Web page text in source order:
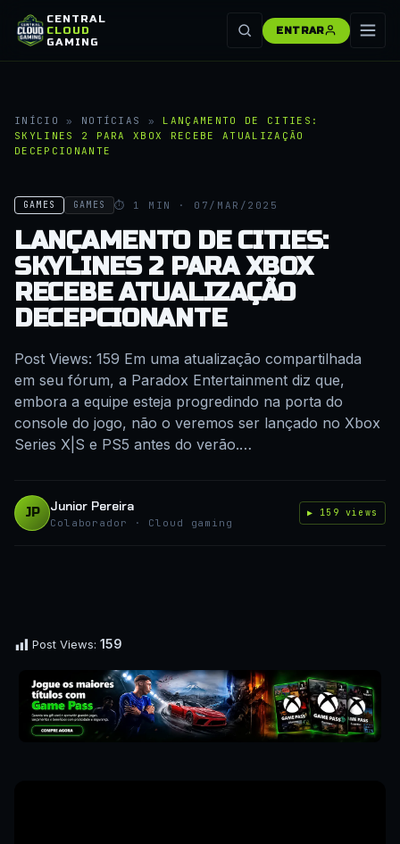
CENTRAL
CLOUD
GAMING
ENTRAR
INÍCIO » NOTÍCIAS » LANÇAMENTO DE CITIES:
SKYLINES 2 PARA XBOX RECEBE ATUALIZAÇÃO
DECEPCIONANTE
GAMES GAMES ⏱ 1 MIN · 07/MAR/2025
LANÇAMENTO DE CITIES:
SKYLINES 2 PARA XBOX
RECEBE ATUALIZAÇÃO
DECEPCIONANTE
Post Views: 159 Em uma atualização compartilhada
em seu fórum, a Paradox Entertainment diz que,
embora a equipe esteja progredindo na porta do
console do jogo, não o veremos ser lançado no Xbox
Series X|S e PS5 antes do verão.…
JP Junior Pereira
Colaborador · Cloud gaming
▶ 159 views
Post Views: 159